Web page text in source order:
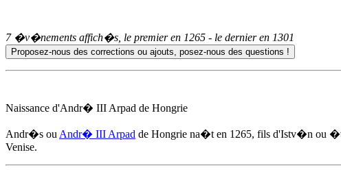
7 �v�nements affich�s, le premier en 1265 - le dernier en 1301
Naissance d'Andr� III Arpad de Hongrie
Andr�s ou Andr� III Arpad de Hongrie na�t en 1265, fils d'Istv�n ou
Venise.